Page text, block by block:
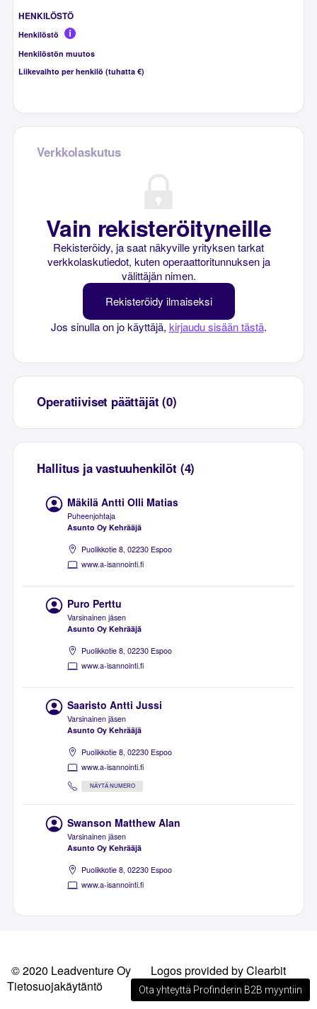
HENKILÖSTÖ
Henkilöstö
Henkilöstön muutos
Liikevaihto per henkilö (tuhatta €)
Verkkolaskutus
Vain rekisteröityneille
Rekisteröidy, ja saat näkyville yrityksen tarkat
verkkolaskutiedot, kuten operaattoritunnuksen ja
välittäjän nimen.
Rekisteröidy ilmaiseksi
Jos sinulla on jo käyttäjä, kirjaudu sisään tästä.
Operatiiviset päättäjät (0)
Hallitus ja vastuuhenkilöt (4)
Mäkilä Antti Olli Matias
Puheenjohtaja
Asunto Oy Kehrääjä
Puolikkotie 8, 02230 Espoo
www.a-isannointi.fi
Puro Perttu
Varsinainen jäsen
Asunto Oy Kehrääjä
Puolikkotie 8, 02230 Espoo
www.a-isannointi.fi
Saaristo Antti Jussi
Varsinainen jäsen
Asunto Oy Kehrääjä
Puolikkotie 8, 02230 Espoo
www.a-isannointi.fi
NÄYTÄ NUMERO
Swanson Matthew Alan
Varsinainen jäsen
Asunto Oy Kehrääjä
Puolikkotie 8, 02230 Espoo
www.a-isannointi.fi
© 2020 Leadventure Oy
Logos provided by Clearbit
Tietosuojakäytäntö
Ota yhteyttä Profinderin B2B myyntiin